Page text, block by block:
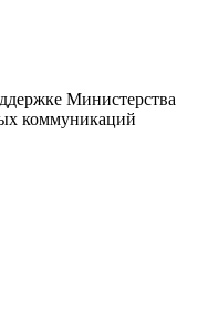
Министерства
коммуникаций